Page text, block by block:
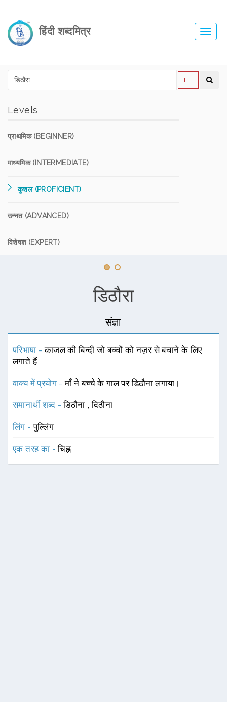
हिंदी शब्दमित्र
Levels
प्राथमिक (BEGINNER)
माध्यमिक (INTERMEDIATE)
कुशल (PROFICIENT)
उन्नत (ADVANCED)
विशेषज्ञ (EXPERT)
डिठौरा
संज्ञा
परिभाषा -काजल की बिन्दी जो बच्चों को नज़र से बचाने के लिए
लगाते हैं
वाक्य में प्रयोग -माँ ने बच्चे के गाल पर डिठौना लगाया।
समानार्थी शब्द -डिठौना ,दिठौना
लिंग -पुल्लिंग
एक तरह का -चिह्न